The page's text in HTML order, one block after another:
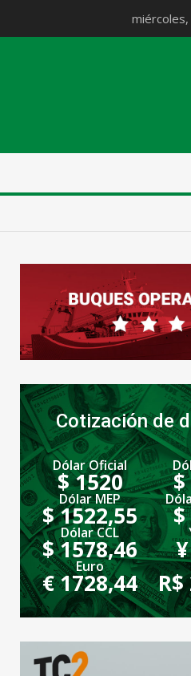
Cotización de
Dólar Oficial
$ 1520 $
Dólar MEP
$ 1522,55 $
Dólar CCL
$ 1578,46
Euro
€ 1728,44 R$